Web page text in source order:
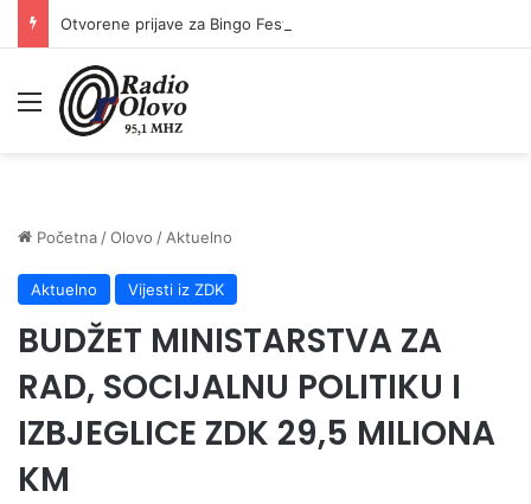
Meni
Početna /Olovo / Aktuelno
Aktuelno Vijesti iz ZDK
BUDŽET MINISTARSTVA ZA
RAD, SOCIJALNU POLITIKU I
IZBJEGLICE ZDK 29,5 MILIONA
KM